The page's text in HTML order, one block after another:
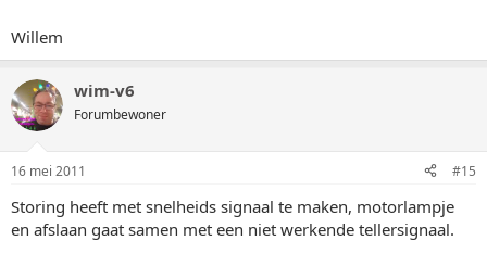
Willem
wim-v6
Forumbewoner
16 mei 2011 #15
Storing heeft met snelheids signaal te maken, motorlampje
en afslaan gaat samen met een niet werkende tellersignaal.